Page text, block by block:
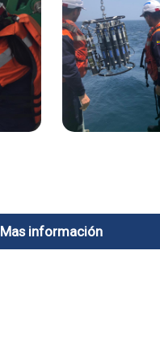
Mas información